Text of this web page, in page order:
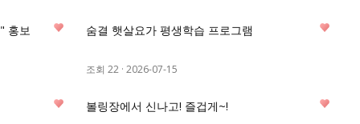
홍보 4 숨결 햇살요가 평생학습 프로그램
조회 22 · 2026-07-15
3
0 볼링장에서 신나고! 즐겁게~! 0